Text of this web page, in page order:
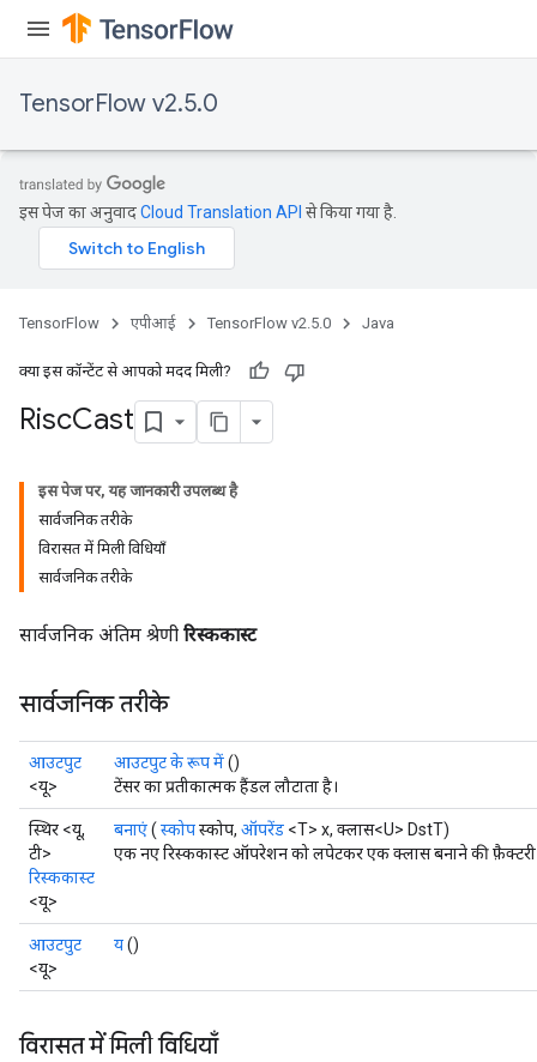
TensorFlow v2.5.0
इस पेज का अनुवादCloud Translation API से किया गया है.
TensorFlow एपीआई TensorFlow v2.5.0 Java
क्या इस कॉन्टेंट से आपको मदद मिली?
RiscCast
इस पेज पर, यह जानकारी उपलब्ध है
सार्वजनिक तरीके
विरासत में मिली विधियाँ
सार्वजनिक तरीके
सार्वजनिक अंतिम श्रेणी रिस्ककास्ट
सार्वजनिक तरीके
आउटपुट
<यू>
आउटपुट के रूप में()
टेंसर का प्रतीकात्मक हैंडल लौटाता है।
स्थिर <यू,
टी>
रिस्ककास्ट
<यू>
बनाएं( स्कोपस्कोप, ऑपरेंड <T> x, क्लास<U> DstT)
एक नए रिस्ककास्ट ऑपरेशन को लपेटकर एक क्लास बनाने की फ़ैक्टरी
आउटपुट
<यू>
य()
विरासत में मिली विधियाँ